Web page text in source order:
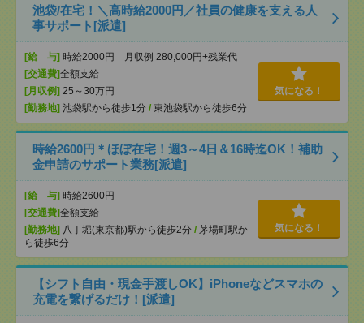
池袋/在宅！＼高時給2000円／社員の健康を支える人
事サポート[派遣]
[給 与] 時給2000円 月収例 280,000円+残業代
[交通費]全額支給
[月収例] 25～30万円
[勤務地] 池袋駅から徒歩1分 / 東池袋駅から徒歩6分
気になる！
時給2600円＊ほぼ在宅！週3～4日＆16時迄OK！補助
金申請のサポート業務[派遣]
[給 与] 時給2600円
[交通費]全額支給
[勤務地] 八丁堀(東京都)駅から徒歩2分 / 茅場町駅か
ら徒歩6分
気になる！
【シフト自由・現金手渡しOK】iPhoneなどスマホの
充電を繋げるだけ！[派遣]